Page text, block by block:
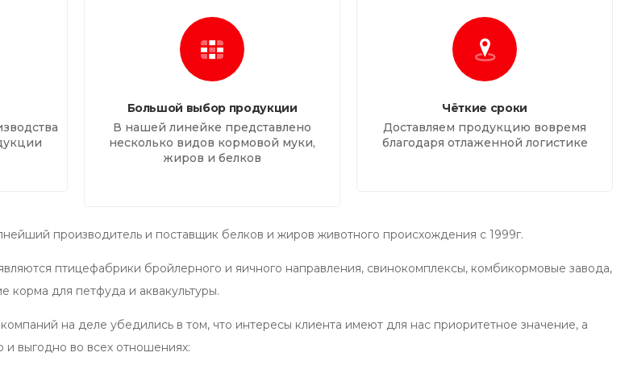
Большой выбор продукции
В нашей линейке представлено
несколько видов кормовой муки,
жиров и белков
Чёткие сроки
Доставляем продукцию вовремя
благодаря отлаженной логистике
производитель и поставщик белков и жиров животного происхождения с 1999г.
птицефабрики бройлерного и яичного направления, свинокомплексы, комбикормовые завода,
корма для петфуда и аквакультуры.
на деле убедились в том, что интересы клиента имеют для нас приоритетное значение, а
выгодно во всех отношениях: